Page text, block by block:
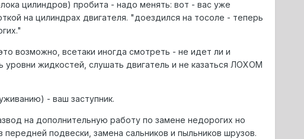
цилиндров) пробита - надо менять: вот - вас уже
на цилиндрах двигателя. "доездился на тосоле - теперь
возможно, всетаки иногда смотреть - не идет ли и
уровни жидкостей, слушать двигатель и не казаться ЛОХОМ
- ваш заступник.
на дополнительную работу по замене недорогих но
подвески, замена сальников и пыльников шрузов.